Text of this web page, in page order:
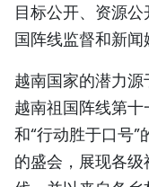
目标公开、资源
国阵线监督和新闻
越南国家的潜力源
越南祖国阵线第
和“行动胜于口号
的盛会，展现各